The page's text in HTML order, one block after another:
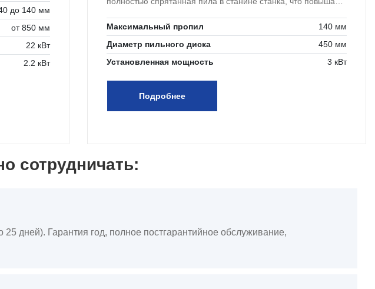
до 140 мм
от 850 мм
22 кВт
2.2 кВт
Максимальный пропил
140 мм
Диаметр пильного диска
450 мм
Установленная мощность
3 кВт
Подробнее
сотрудничать:
дней). Гарантия год, полное постгарантийное обслуживание,